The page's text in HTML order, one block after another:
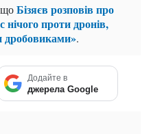
Бізяєв розповів про
нічого проти дронів,
дробовиками».
Додайте в
джерела Google